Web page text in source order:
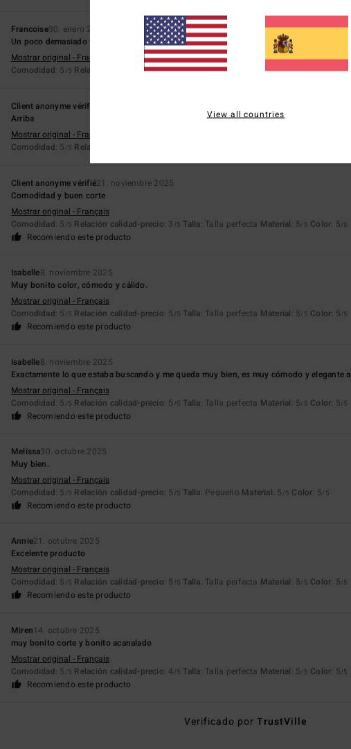
Francoise30. enero 2026
Un poco demasiado flexible...
Mostrar original - Français
Comodidad: 5 /5 Relación calidad-precio: 4/5 Talla: Grande Material: 4/5 Color: 5/5
Client anonyme vérifié
Arriba
Mostrar original - Français
Comodidad: 5 /5 Relación calidad-precio
Client anonyme vérifié21. noviembre 2025
Comodidad y buen corte
Mostrar original - Français
Comodidad: 5 /5 Relación calidad-precio: 3 /5 Talla: Talla perfecta Material: 5/5 Color: 5/5
Recomiendo este producto
Isabelle8. noviembre 2025
Muy bonito color, cómodo y cálido.
Mostrar original - Français
Comodidad: 5 /5 Relación calidad-precio: 5 /5 Talla: Talla perfecta Material: 5/5 Color: 5/5
Recomiendo este producto
Isabelle8. noviembre 2025
Exactamente lo que estaba buscando y me queda muy bien, es muy cómodo y elegante
Mostrar original - Français
Comodidad: 5 /5 Relación calidad-precio: 5 /5 Talla: Talla perfecta Material: 5/5 Color: 5/5
Recomiendo este producto
Melissa30. octubre 2025
Muy bien.
Mostrar original - Français
Comodidad: 5 /5 Relación calidad-precio: 5 /5 Talla: Pequeño Material: 5 /5 Color: 5/5
Recomiendo este producto
Annie21. octubre 2025
Excelente producto
Mostrar original - Français
Comodidad: 5 /5 Relación calidad-precio: 5 /5 Talla: Talla perfecta Material: 5/5 Color: 5/5
Recomiendo este producto
Miren14. octubre 2025
muy bonito corte y bonito acanalado
Mostrar original - Français
Comodidad: 5 /5 Relación calidad-precio: 4 /5 Talla: Talla perfecta Material: 5/5 Color: 5/5
Recomiendo este producto
Verificado por TrustVille
View all countries